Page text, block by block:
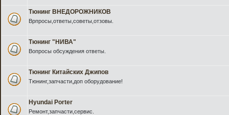
Тюнинг ВНЕДОРОЖНИКОВ
Врпросы,ответы,советы,отзовы.
Тюнинг "НИВА"
Вопросы обсуждения ответы.
Тюнинг Китайских Джипов
Тюнинг,запчасти,доп оборудование!
Hyundai Porter
Ремонт,запчасти,сервис.